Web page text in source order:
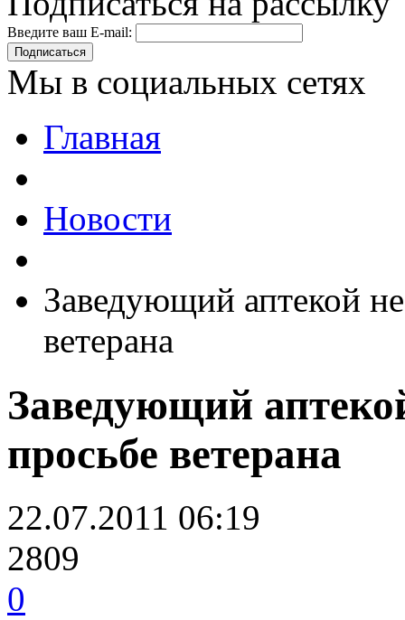
Введите ваш E-mail:
Подписаться
Мы в социальных сетях
Главная
Новости
Заведующий аптекой
ветерана
Заведующий
просьбе ветерана
22.07.2011 06:19
2809
0